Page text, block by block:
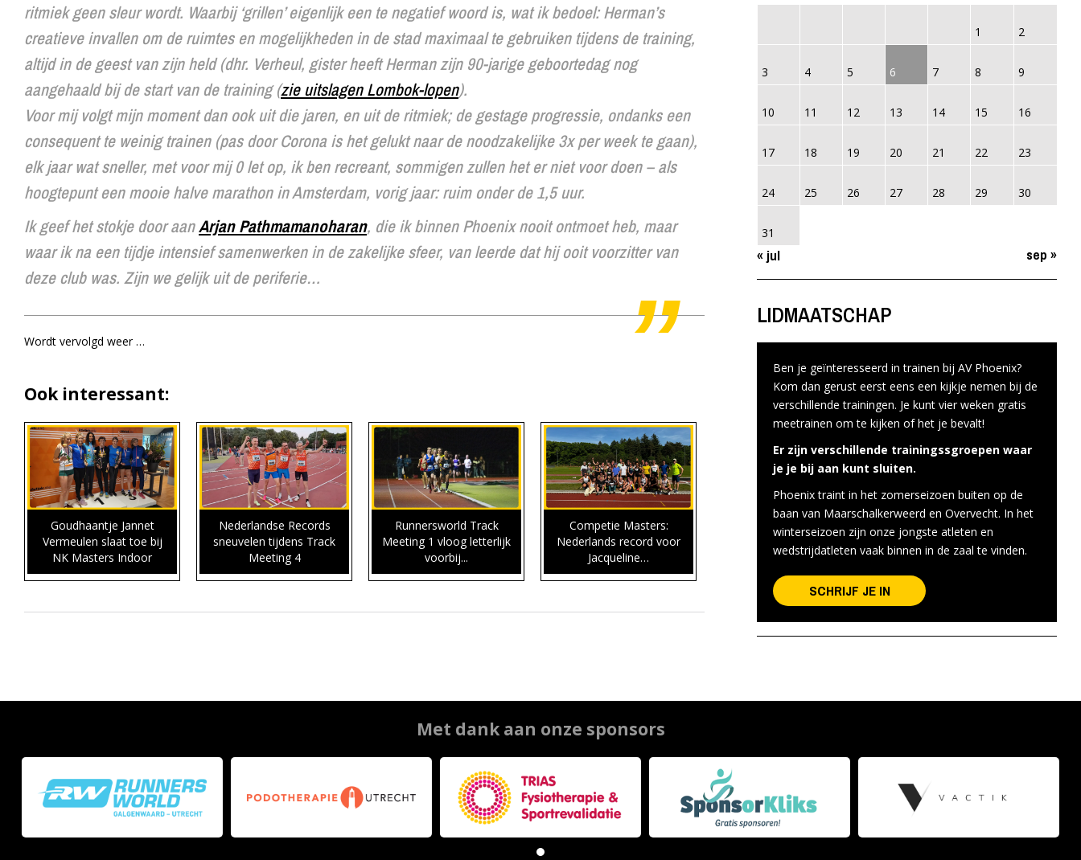
ritmiek geen sleur wordt. Waarbij ‘grillen’ eigenlijk een te negatief woord is, wat ik bedoel: Herman’s
creatieve invallen om de ruimtes en mogelijkheden in de stad maximaal te gebruiken tijdens de training,
altijd in de geest van zijn held (dhr. Verheul, gister heeft Herman zijn 90-jarige geboortedag nog
aangehaald bij de start van de training (zie uitslagen Lombok-lopen).
Voor mij volgt mijn moment dan ook uit die jaren, en uit de ritmiek; de gestage progressie, ondanks een
consequent te weinig trainen (pas door Corona is het gelukt naar de noodzakelijke 3x per week te gaan),
elk jaar wat sneller, met voor mij 0 let op, ik ben recreant, sommigen zullen het er niet voor doen – als
hoogtepunt een mooie halve marathon in Amsterdam, vorig jaar: ruim onder de 1,5 uur.
Ik geef het stokje door aanArjan Pathmamanoharan, die ik binnen Phoenix nooit ontmoet heb, maar
waar ik na een tijdje intensief samenwerken in de zakelijke sfeer, van leerde dat hij ooit voorzitter van
deze club was. Zijn we gelijk uit de periferie…
Wordt vervolgd weer …
Ook interessant:
Goudhaantje Jannet
Vermeulen slaat toe bij
NK Masters Indoor
Nederlandse Records
sneuvelen tijdens Track
Meeting 4
Runnersworld Track
Meeting 1 vloog letterlijk
voorbij...
Competie Masters:
Nederlands record voor
Jacqueline…
1 2
3 4 5 6 7 8 9
10 11 12 13 14 15 16
17 18 19 20 21 22 23
24 25 26 27 28 29 30
31
« jul sep »
LIDMAATSCHAP
Ben je geïnteresseerd in trainen bij AV Phoenix?
Kom dan gerust eerst eens een kijkje nemen bij de
verschillende trainingen. Je kunt vier weken gratis
meetrainen om te kijken of het je bevalt!
Er zijn verschillende trainingssgroepen waar
je je bij aan kunt sluiten.
Phoenix traint in het zomerseizoen buiten op de
baan van Maarschalkerweerd en Overvecht. In het
winterseizoen zijn onze jongste atleten en
wedstrijdatleten vaak binnen in de zaal te vinden.
SCHRIJF JE IN
Met dank aan onze sponsors